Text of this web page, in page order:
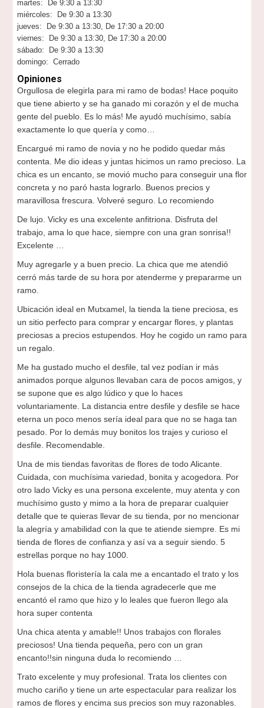
martes: De 9:30 a 13:30
miércoles: De 9:30 a 13:30
jueves: De 9:30 a 13:30, De 17:30 a 20:00
viernes: De 9:30 a 13:30, De 17:30 a 20:00
sábado: De 9:30 a 13:30
domingo: Cerrado
Opiniones
Orgullosa de elegirla para mi ramo de bodas! Hace poquito
que tiene abierto y se ha ganado mi corazón y el de mucha
gente del pueblo. Es lo más! Me ayudó muchísimo, sabía
exactamente lo que quería y como…
Encargué mi ramo de novia y no he podido quedar más
contenta. Me dio ideas y juntas hicimos un ramo precioso. La
chica es un encanto, se movió mucho para conseguir una flor
concreta y no paró hasta lograrlo. Buenos precios y
maravillosa frescura. Volveré seguro. Lo recomiendo
De lujo. Vicky es una excelente anfitriona. Disfruta del
trabajo, ama lo que hace, siempre con una gran sonrisa!!
Excelente …
Muy agregarle y a buen precio. La chica que me atendió
cerró más tarde de su hora por atenderme y prepararme un
ramo.
Ubicación ideal en Mutxamel, la tienda la tiene preciosa, es
un sitio perfecto para comprar y encargar flores, y plantas
preciosas a precios estupendos. Hoy he cogido un ramo para
un regalo.
Me ha gustado mucho el desfile, tal vez podían ir más
animados porque algunos llevaban cara de pocos amigos, y
se supone que es algo lúdico y que lo haces
voluntariamente. La distancia entre desfile y desfile se hace
eterna un poco menos sería ideal para que no se haga tan
pesado. Por lo demás muy bonitos los trajes y curioso el
desfile. Recomendable.
Una de mis tiendas favoritas de flores de todo Alicante.
Cuidada, con muchísima variedad, bonita y acogedora. Por
otro lado Vicky es una persona excelente, muy atenta y con
muchísimo gusto y mimo a la hora de preparar cualquier
detalle que te quieras llevar de su tienda, por no mencionar
la alegría y amabilidad con la que te atiende siempre. Es mi
tienda de flores de confianza y así va a seguir siendo. 5
estrellas porque no hay 1000.
Hola buenas floristería la cala me a encantado el trato y los
consejos de la chica de la tienda agradecerle que me
encantó el ramo que hizo y lo leales que fueron llego ala
hora super contenta
Una chica atenta y amable!! Unos trabajos con florales
preciosos! Una tienda pequeña, pero con un gran
encanto!!sin ninguna duda lo recomiendo …
Trato excelente y muy profesional. Trata los clientes con
mucho cariño y tiene un arte espectacular para realizar los
ramos de flores y encima sus precios son muy razonables.